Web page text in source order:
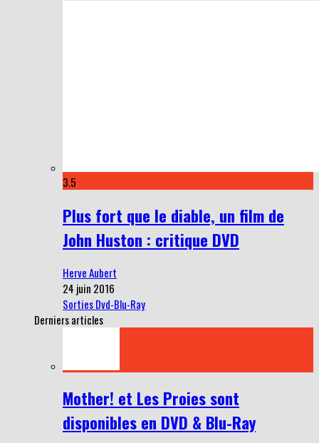
3.5
Plus fort que le diable, un film de
John Huston : critique DVD
Herve Aubert
24 juin 2016
Sorties Dvd-Blu-Ray
Derniers articles
Mother! et Les Proies sont
disponibles en DVD & Blu-Ray